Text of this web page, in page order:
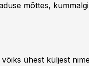
mõttes,
ühest küljest